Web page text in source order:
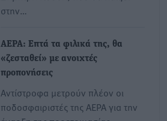
στην…
ΑΕΡΑ: Επτά τα φιλικά της, θα
«ζεσταθεί» με ανοιχτές
προπονήσεις
Αντίστροφα μετρούν πλέον οι
ποδοσφαιριστές της ΑΕΡΑ για την